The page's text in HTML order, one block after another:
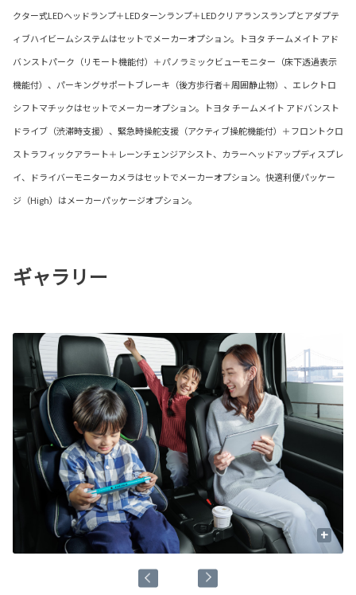
クター式LEDヘッドランプ＋LEDターンランプ＋LEDクリアランスランプとアダプテ
ィブハイビームシステムはセットでメーカーオプション。トヨタ チームメイト アド
バンストパーク（リモート機能付）＋パノラミックビューモニター（床下透過表示
機能付）、パーキングサポートブレーキ（後方歩行者＋周囲静止物）、エレクトロ
シフトマチックはセットでメーカーオプション。トヨタ チームメイト アドバンスト
ドライブ（渋滞時支援）、緊急時操舵支援（アクティブ操舵機能付）＋フロントクロ
ストラフィックアラート＋レーンチェンジアシスト、カラーヘッドアップディスプレ
イ、ドライバーモニターカメラはセットでメーカーオプション。快適利便パッケー
ジ（High）はメーカーパッケージオプション。
ギャラリー
+